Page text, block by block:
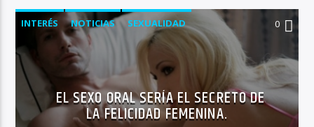
INTERÉS NOTICIAS SEXUALIDAD 0
EL SEXO ORAL SERÍA EL SECRETO DE
LA FELICIDAD FEMENINA.